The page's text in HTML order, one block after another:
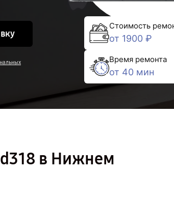
Стоимость
от 1900 ₽
Время ремонта
от 40 мин
в Нижнем